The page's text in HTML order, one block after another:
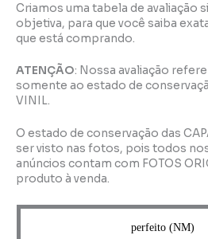
Criamos uma tabela de avaliação
objetiva, para que você saiba
que está comprando.
ATENÇÃO: Nossa avaliação
somente ao estado de
VINIL.
O estado de conservação das
ser visto nas fotos, pois todos
anúncios contam com FOTOS
produto à venda.
perfeito (NM)